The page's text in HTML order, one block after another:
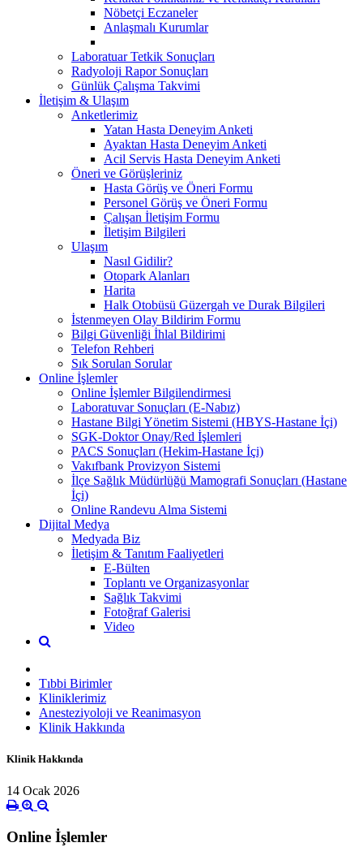
Nöbetçi Eczaneler
Anlaşmalı Kurumlar
Laboratuar Tetkik Sonuçları
Radyoloji Rapor Sonuçları
Günlük Çalışma Takvimi
İletişim & Ulaşım
Anketlerimiz
Yatan Hasta Deneyim Anketi
Ayaktan Hasta Deneyim Anketi
Acil Servis Hasta Deneyim Anketi
Öneri ve Görüşleriniz
Hasta Görüş ve Öneri Formu
Personel Görüş ve Öneri Formu
Çalışan İletişim Formu
İletişim Bilgileri
Ulaşım
Nasıl Gidilir?
Otopark Alanları
Harita
Halk Otobüsü Güzergah ve Durak Bilgileri
İstenmeyen Olay Bildirim Formu
Bilgi Güvenliği İhlal Bildirimi
Telefon Rehberi
Sık Sorulan Sorular
Online İşlemler
Online İşlemler Bilgilendirmesi
Laboratuvar Sonuçları (E-Nabız)
Hastane Bilgi Yönetim Sistemi (HBYS-Hastane İçi)
SGK-Doktor Onay/Red İşlemleri
PACS Sonuçları (Hekim-Hastane İçi)
Vakıfbank Provizyon Sistemi
İlçe Sağlık Müdürlüğü Mamografi Sonuçları (Hastane
İçi)
Online Randevu Alma Sistemi
Dijital Medya
Medyada Biz
İletişim & Tanıtım Faaliyetleri
E-Bülten
Toplantı ve Organizasyonlar
Sağlık Takvimi
Fotoğraf Galerisi
Video
Tıbbi Birimler
Kliniklerimiz
Anesteziyoloji ve Reanimasyon
Klinik Hakkında
Klinik Hakkında
14 Ocak 2026
Online İşlemler